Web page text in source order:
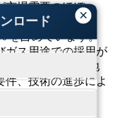
×
ロード
市場需要のほぼ
い産業規制と技
を占めています。
ガス用途での採用が
しています。各地
件、技術の進歩によ